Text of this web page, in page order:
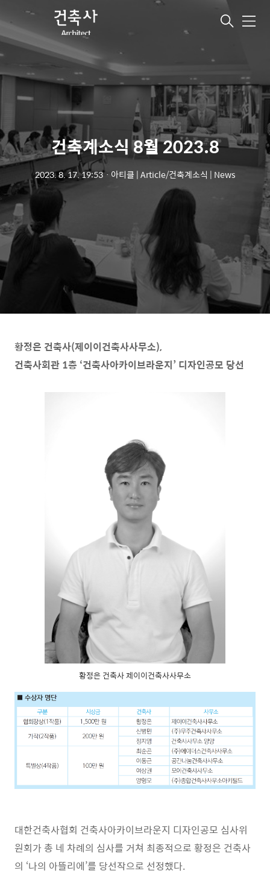
메
건축계소식 8월 2023.8
2023. 8. 17. 19:53ㆍ 아티클 | Article/건축계소식 | News
황정은 건축사(제이이건축사사무소),
건축사회관 1층 ‘건축사아카이브라운지’ 디자인공모 당선
황정은 건축사 제이이건축사사무소
대한건축사협회 건축사아카이브라운지 디자인공모 심사위
원회가 총 네 차례의 심사를 거쳐 최종적으로 황정은 건축사
의 ‘나의 아뜰리에’를 당선작으로 선정했다.